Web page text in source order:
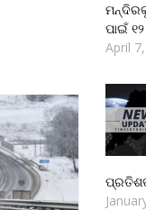
ପାଇଁ
April